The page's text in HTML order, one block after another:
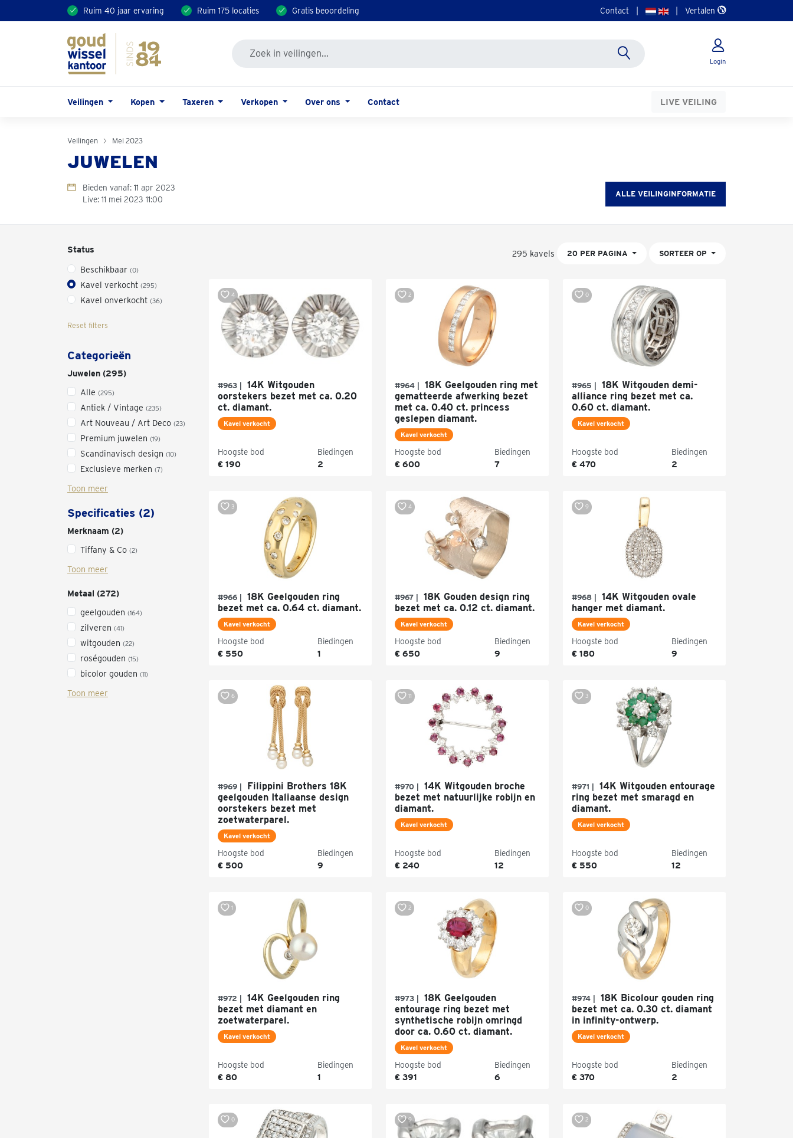
Ruim 40 jaar ervaring Ruim 175 locaties Gratis beoordeling Contact Vertalen
Login
Veilingen Kopen Taxeren Verkopen Over ons Contact LIVE VEILING
Veilingen Mei 2023
JUWELEN
Bieden vanaf: 11 apr 2023
Live: 11 mei 2023 11:00
ALLE VEILINGINFORMATIE
Status
Beschikbaar (0)
Kavel verkocht (295)
Kavel onverkocht (36)
Reset filters
Categorieën
Juwelen (295)
Alle (295)
Antiek / Vintage (235)
Art Nouveau / Art Deco (23)
Premium juwelen (19)
Scandinavisch design (10)
Exclusieve merken (7)
Toon meer
Specificaties (2)
Merknaam (2)
Tiffany & Co (2)
Toon meer
Metaal (272)
geelgouden (164)
zilveren (41)
witgouden (22)
roségouden (15)
bicolor gouden (11)
Toon meer
295 kavels 20 PER PAGINA SORTEER OP
#963 |
14K Witgouden
oorstekers bezet met ca. 0.20
ct. diamant.
Kavel verkocht
Hoogste bod
€ 190
Biedingen
2
4
#964 |
18K Geelgouden ring met
gematteerde afwerking bezet
met ca. 0.40 ct. princess
geslepen diamant.
Kavel verkocht
Hoogste bod
€ 600
Biedingen
7
2
#965 |
18K Witgouden demi-
alliance ring bezet met ca.
0.60 ct. diamant.
Kavel verkocht
Hoogste bod
€ 470
Biedingen
2
0
#966 |
18K Geelgouden ring
bezet met ca. 0.64 ct. diamant.
Kavel verkocht
Hoogste bod
€ 550
Biedingen
1
3
#967 |
18K Gouden design ring
bezet met ca. 0.12 ct. diamant.
Kavel verkocht
Hoogste bod
€ 650
Biedingen
9
4
#968 |
14K Witgouden ovale
hanger met diamant.
Kavel verkocht
Hoogste bod
€ 180
Biedingen
9
9
#969 |
Filippini Brothers 18K
geelgouden Italiaanse design
oorstekers bezet met
zoetwaterparel.
Kavel verkocht
Hoogste bod
€ 500
Biedingen
9
6
#970 |
14K Witgouden broche
bezet met natuurlijke robijn en
diamant.
Kavel verkocht
Hoogste bod
€ 240
Biedingen
12
11
#971 |
14K Witgouden entourage
ring bezet met smaragd en
diamant.
Kavel verkocht
Hoogste bod
€ 550
Biedingen
12
3
#972 |
14K Geelgouden ring
bezet met diamant en
zoetwaterparel.
Kavel verkocht
Hoogste bod
€ 80
Biedingen
1
1
#973 |
18K Geelgouden
entourage ring bezet met
synthetische robijn omringd
door ca. 0.60 ct. diamant.
Kavel verkocht
Hoogste bod
€ 391
Biedingen
6
2
#974 |
18K Bicolour gouden ring
bezet met ca. 0.30 ct. diamant
in infinity-ontwerp.
Kavel verkocht
Hoogste bod
€ 370
Biedingen
2
0
0 9 2